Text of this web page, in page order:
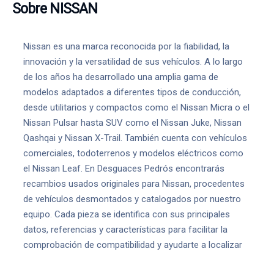
Sobre NISSAN
Nissan es una marca reconocida por la fiabilidad, la
innovación y la versatilidad de sus vehículos. A lo largo
de los años ha desarrollado una amplia gama de
modelos adaptados a diferentes tipos de conducción,
desde utilitarios y compactos como el Nissan Micra o el
Nissan Pulsar hasta SUV como el Nissan Juke, Nissan
Qashqai y Nissan X-Trail. También cuenta con vehículos
comerciales, todoterrenos y modelos eléctricos como
el Nissan Leaf. En Desguaces Pedrós encontrarás
recambios usados originales para Nissan, procedentes
de vehículos desmontados y catalogados por nuestro
equipo. Cada pieza se identifica con sus principales
datos, referencias y características para facilitar la
comprobación de compatibilidad y ayudarte a localizar